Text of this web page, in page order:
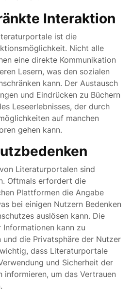
Interaktion
ist die
Nicht alle
eine direkte Kommunikation
Lesern, was den sozialen
kann. Der Austausch
und Eindrücken zu Büchern
Leseerlebnisses, der durch
auf manchen
gehen kann.
Literaturportalen sind
Oftmals erfordert die
Plattformen die Angabe
bei einigen Nutzern Bedenken
auslösen kann. Die
Informationen kann zu
und die Privatsphäre der Nutzer
dass Literaturportale
und Sicherheit der
informieren, um das Vertrauen